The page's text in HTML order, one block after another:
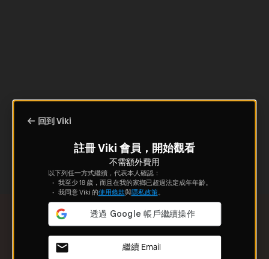
回到 Viki
註冊 Viki 會員，開始觀看
不需額外費用
以下列任一方式繼續，代表本人確認：
我至少 18 歲，而且在我的家鄉已超過法定成年年齡。
我同意 Viki 的使用條款與隱私政策。
繼續 Email